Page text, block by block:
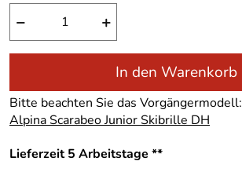
− +
In den Warenkorb
Bitte beachten Sie das Vorgängermodell:
Alpina Scarabeo Junior Skibrille DH
Lieferzeit 5 Arbeitstage **